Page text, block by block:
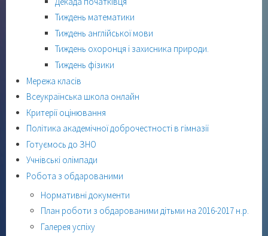
Тиждень математики
Тиждень англійської мови
Тиждень охоронця і захисника природи.
Тиждень фізики
Мережа класів
Всеукраїнська школа онлайн
Критерії оцінювання
Політика академічної доброчестності в гімназії
Готуємось до ЗНО
Учнівські олімпади
Робота з обдарованими
Нормативні документи
План роботи з обдарованими дітьми на 2016-2017 н.р.
Галерея успіху